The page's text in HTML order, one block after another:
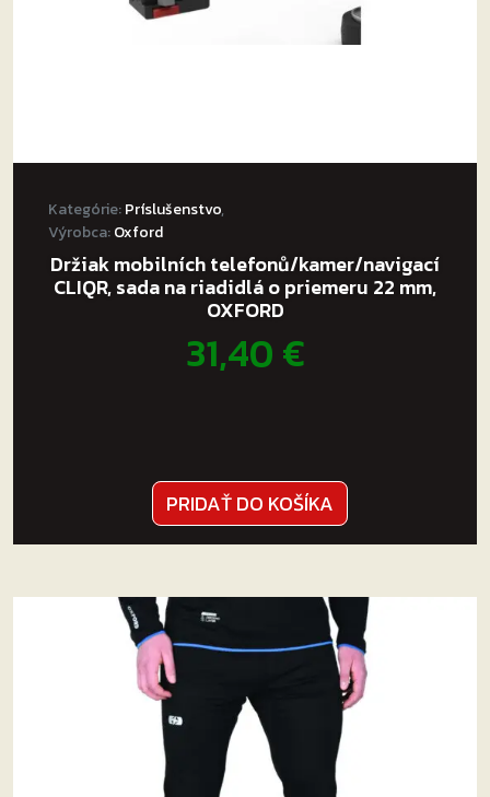
Kategórie:Príslušenstvo,
Výrobca:Oxford
Držiak mobilních telefonů/kamer/navigací
CLIQR, sada na riadidlá o priemeru 22 mm,
OXFORD
31,40€
PRIDAŤ DO KOŠÍKA